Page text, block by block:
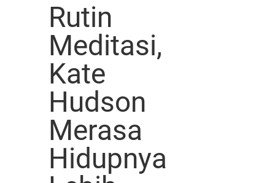
Rutin
Meditasi,
Kate
Hudson
Merasa
Hidupnya